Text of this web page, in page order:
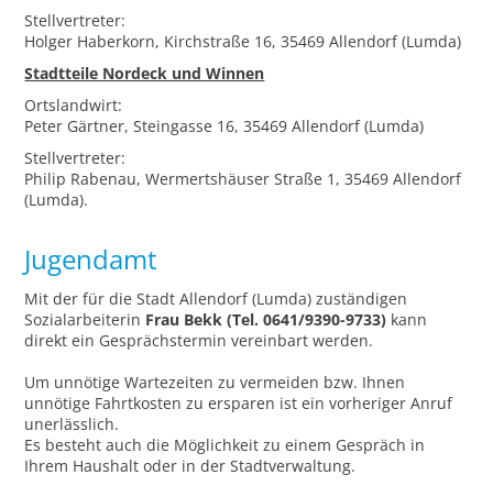
Stellvertreter:
Holger Haberkorn, Kirchstraße 16, 35469 Allendorf (Lumda)
Stadtteile Nordeck und Winnen
Ortslandwirt:
Peter Gärtner, Steingasse 16, 35469 Allendorf (Lumda)
Stellvertreter:
Philip Rabenau, Wermertshäuser Straße 1, 35469 Allendorf
(Lumda).
Jugendamt
Mit der für die Stadt Allendorf (Lumda) zuständigen
Sozialarbeiterin Frau Bekk (Tel. 0641/9390-9733) kann
direkt ein Gesprächstermin vereinbart werden.
Um unnötige Wartezeiten zu vermeiden bzw. Ihnen
unnötige Fahrtkosten zu ersparen ist ein vorheriger Anruf
unerlässlich.
Es besteht auch die Möglichkeit zu einem Gespräch in
Ihrem Haushalt oder in der Stadtverwaltung.